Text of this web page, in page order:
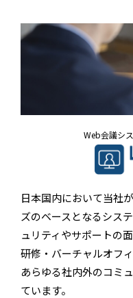
Web会議シ
日本国内において当社
ズのベースとなるシス
ュリティやサポートの
研修・バーチャルオフ
あらゆる社内外のコミ
ています。